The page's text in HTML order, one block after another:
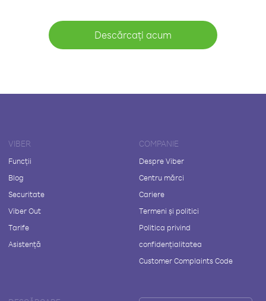
Descărcați acum
VIBER
Funcții
Blog
Securitate
Viber Out
Tarife
Asistență
COMPANIE
Despre Viber
Centru mărci
Cariere
Termeni și politici
Politica privind
confidențialitatea
Customer Complaints Code